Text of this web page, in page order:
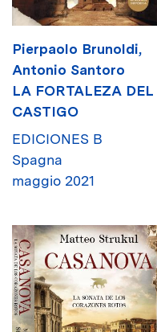
Pierpaolo Brunoldi,
Antonio Santoro
LA FORTALEZA DEL
CASTIGO
EDICIONES B
Spagna
maggio 2021